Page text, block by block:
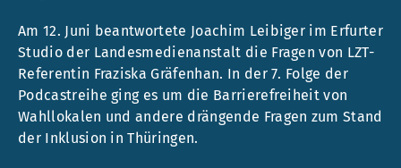
Am 12. Juni beantwortete Joachim Leibiger im Erfurter
Studio der Landesmedienanstalt die Fragen von LZT-
Referentin Fraziska Gräfenhan. In der 7. Folge der
Podcastreihe ging es um die Barrierefreiheit von
Wahllokalen und andere drängende Fragen zum Stand
der Inklusion in Thüringen.